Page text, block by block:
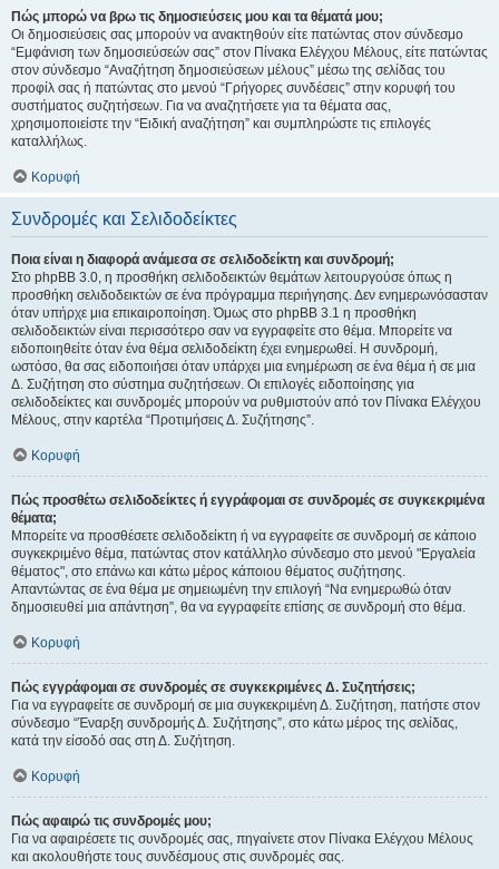
Πώς μπορώ να βρω τις δημοσιεύσεις μου και τα θέματά μου;
Οι δημοσιεύσεις σας μπορούν να ανακτηθούν είτε πατώντας στον σύνδεσμο
“Εμφάνιση των δημοσιεύσεών σας” στον Πίνακα Ελέγχου Μέλους, είτε πατώντας
στον σύνδεσμο “Αναζήτηση δημοσιεύσεων μέλους” μέσω της σελίδας του
προφίλ σας ή πατώντας στο μενού “Γρήγορες συνδέσεις” στην κορυφή του
συστήματος συζητήσεων. Για να αναζητήσετε για τα θέματα σας,
χρησιμοποιείστε την “Ειδική αναζήτηση” και συμπληρώστε τις επιλογές
καταλλήλως.
Κορυφή
Συνδρομές και Σελιδοδείκτες
Ποια είναι η διαφορά ανάμεσα σε σελιδοδείκτη και συνδρομή;
Στο phpBB 3.0, η προσθήκη σελιδοδεικτών θεμάτων λειτουργούσε όπως η
προσθήκη σελιδοδεικτών σε ένα πρόγραμμα περιήγησης. Δεν ενημερωνόσασταν
όταν υπήρχε μια επικαιροποίηση. Όμως στο phpBB 3.1 η προσθήκη
σελιδοδεικτών είναι περισσότερο σαν να εγγραφείτε στο θέμα. Μπορείτε να
ειδοποιηθείτε όταν ένα θέμα σελιδοδείκτη έχει ενημερωθεί. Η συνδρομή,
ωστόσο, θα σας ειδοποιήσει όταν υπάρχει μια ενημέρωση σε ένα θέμα ή σε μια
Δ. Συζήτηση στο σύστημα συζητήσεων. Οι επιλογές ειδοποίησης για
σελιδοδείκτες και συνδρομές μπορούν να ρυθμιστούν από τον Πίνακα Ελέγχου
Μέλους, στην καρτέλα “Προτιμήσεις Δ. Συζήτησης”.
Κορυφή
Πώς προσθέτω σελιδοδείκτες ή εγγράφομαι σε συνδρομές σε συγκεκριμένα
θέματα;
Μπορείτε να προσθέσετε σελιδοδείκτη ή να εγγραφείτε σε συνδρομή σε κάποιο
συγκεκριμένο θέμα, πατώντας στον κατάλληλο σύνδεσμο στο μενού "Εργαλεία
θέματος", στο επάνω και κάτω μέρος κάποιου θέματος συζήτησης.
Απαντώντας σε ένα θέμα με σημειωμένη την επιλογή “Να ενημερωθώ όταν
δημοσιευθεί μια απάντηση”, θα να εγγραφείτε επίσης σε συνδρομή στο θέμα.
Κορυφή
Πώς εγγράφομαι σε συνδρομές σε συγκεκριμένες Δ. Συζητήσεις;
Για να εγγραφείτε σε συνδρομή σε μια συγκεκριμένη Δ. Συζήτηση, πατήστε στον
σύνδεσμο “Έναρξη συνδρομής Δ. Συζήτησης”, στο κάτω μέρος της σελίδας,
κατά την είσοδό σας στη Δ. Συζήτηση.
Κορυφή
Πώς αφαιρώ τις συνδρομές μου;
Για να αφαιρέσετε τις συνδρομές σας, πηγαίνετε στον Πίνακα Ελέγχου Μέλους
και ακολουθήστε τους συνδέσμους στις συνδρομές σας.